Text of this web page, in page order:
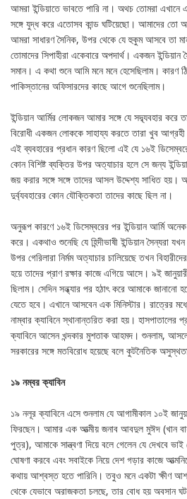
আমরা ইন্ডিয়াতে ভাবতে পারি না। অথচ তোমরা এখানে
সঙ্গে যুদ্ধ করে এতোসব কান্ড ঘটিয়েছো। আমাদের তো
আমরা সাধারণ সৈনিক, উপর থেকে যে হুকুম আসবে তা
তোমাদের সিপাহীরা একেবারে অপদার্থ। একজন ইন্ডিয়ান
সমান। এ কথা শুনে আমি মনে মনে হেসেছিলাম। কারণ
পাকিস্তানের অফিসারদের কাছে আগে শুনেছিলাম।
ইন্ডিয়ান আর্মির লোকজন আমার সঙ্গে যে সদ্ব্যবহার
বিরোধী একজন লোককে সাহায্য করতে তারা খুব আগ্রহী
এই ব্যবহারের প্রধান কারণ ছিলো এই যে ১৬ই
কোন বিশিষ্ট ব্যক্তির উপর অত্যাচার হলে সে জন্য
জয় করার সঙ্গে সঙ্গে তাদের আসল উদ্দেশ্য সাধিত হয়।
দুর্ব্যবহারের কোন যৌক্তিকতা তাদের কাছে ছিল না।
অনুরূপ কারণে ১৬ই ডিসেম্বরের পর ইন্ডিয়ান আর্মি অনেক
করে। একথাও শুনেছি যে হিন্দীভাষী ইন্ডিয়ান সৈন্যরা
উপর গেরিলারা নির্মম অত্যাচার চালিয়েছে তখন
হয়ে তাদের প্রাণ রক্ষার কাজে এগিয়ে আসে। ৯ই
ছিলাম। সেদিন সন্ধ্যার পর হঠাৎ করে আমাকে জানানো
যেতে হবে। এখানে আসবেন এক মিনিস্টার। রাত্রের
নাম্বার ক্যাবিনে স্থানান্তরিত করা হয়।
ক্যাবিনে আসেন খন্দকার মুশতাক আহমদ। শুনলাম,
সরকারের সঙ্গে মতবিরোধ হয়েছে বলে কুটনৈতিক
১৯ নম্বর ক্যাবিন
১৯ নলূর ক্যাবিনে এসে শুনলাম যে আগামীকাল ১০ই
ফিরছেন। আমার এক আত্মীয় জনাব আবদুল মুঈদ (খান
পুত্র), আমাকে সান্ত্বণা দিয়ে বলে গেলেন যে দেখবে ভাই
ঘোষণা করবে এবং সবাইকে নিয়ে দেশ গড়ার কাজে
কথায় আশ্বস্ত হতে পারিনি। তবুও মনে একটা ক্ষীণ
থেকে যেভাবে অরাজকতা চলছে, তার বোধ হয় অবসান